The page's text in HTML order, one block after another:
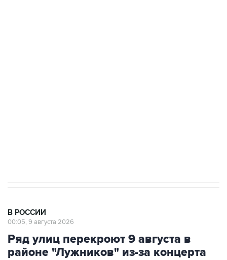
В РОССИИ
00:05, 9 августа 2026
Ряд улиц перекроют 9 августа в
районе "Лужников" из-за концерта